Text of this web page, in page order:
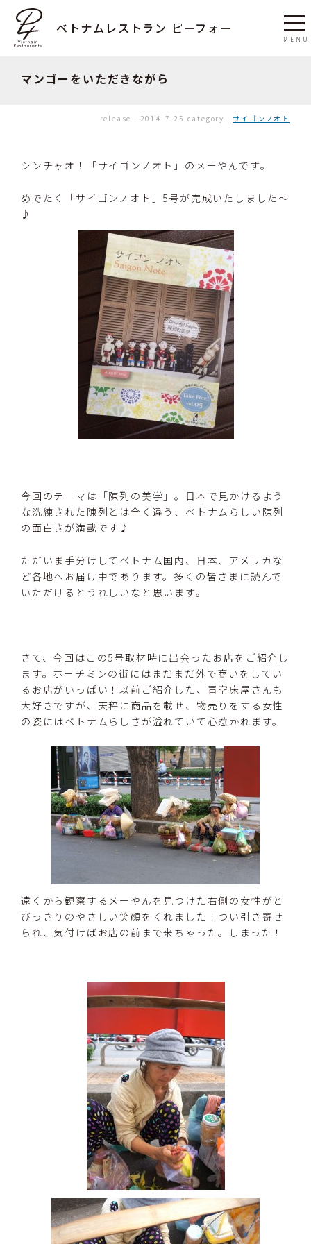
ベトナムレストラン ピーフォー
マンゴーをいただきながら
release : 2014-7-25 category : サイゴンノオト
シンチャオ！「サイゴンノオト」のメーやんです。
めでたく「サイゴンノオト」5号が完成いたしました～
♪
今回のテーマは「陳列の美学」。日本で見かけるよう
な洗練された陳列とは全く違う、ベトナムらしい陳列
の面白さが満載です♪
ただいま手分けしてベトナム国内、日本、アメリカな
ど各地へお届け中であります。多くの皆さまに読んで
いただけるとうれしいなと思います。
さて、今回はこの5号取材時に出会ったお店をご紹介し
ます。ホーチミンの街にはまだまだ外で商いをしてい
るお店がいっぱい！以前ご紹介した、青空床屋さんも
大好きですが、天秤に商品を載せ、物売りをする女性
の姿にはベトナムらしさが溢れていて心惹かれます。
遠くから観察するメーやんを見つけた右側の女性がと
びっきりのやさしい笑顔をくれました！つい引き寄せ
られ、気付けばお店の前まで来ちゃった。しまった！